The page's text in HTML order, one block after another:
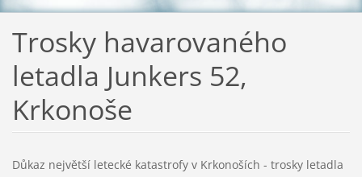
Trosky havarovaného
letadla Junkers 52,
Krkonoše
Důkaz největší letecké katastrofy v Krkonoších - trosky letadla